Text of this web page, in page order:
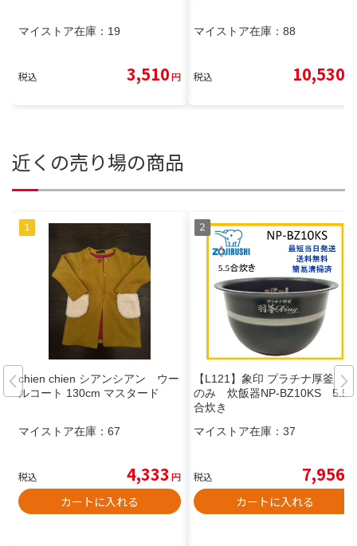
マイストア在庫： 19
税込 3,510円
マイストア在庫： 88
税込 10,530
近くの売り場の商品
chien chien シアンシアン ウー
ルコート 130cm マスタード
マイストア在庫： 67
税込 4,333 円
カートに入れる
【L121】象印 プラチナ厚釜 釜
のみ 炊飯器NP-BZ10KS 5.5
合炊き
マイストア在庫： 37
税込 7,956
カートに入れる